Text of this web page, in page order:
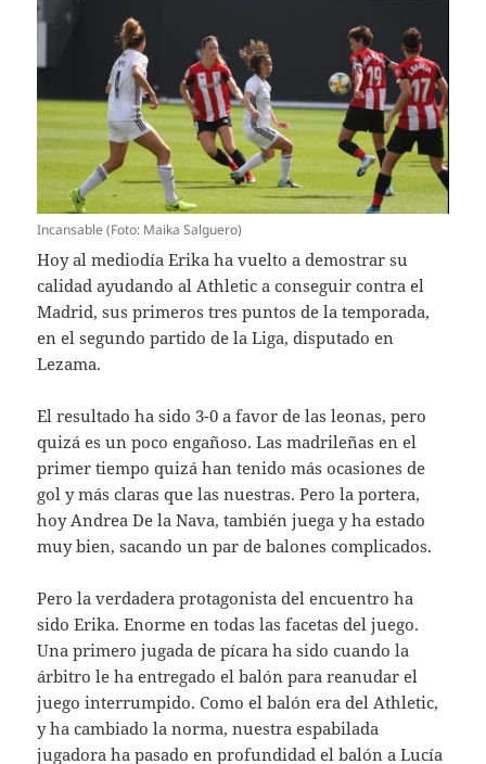
Incansable (Foto: Maika Salguero)
Hoy al mediodía Erika ha vuelto a demostrar su
calidad ayudando al Athletic a conseguir contra el
Madrid, sus primeros tres puntos de la temporada,
en el segundo partido de la Liga, disputado en
Lezama.
El resultado ha sido 3-0 a favor de las leonas, pero
quizá es un poco engañoso. Las madrileñas en el
primer tiempo quizá han tenido más ocasiones de
gol y más claras que las nuestras. Pero la portera,
hoy Andrea De la Nava, también juega y ha estado
muy bien, sacando un par de balones complicados.
Pero la verdadera protagonista del encuentro ha
sido Erika. Enorme en todas las facetas del juego.
Una primero jugada de pícara ha sido cuando la
árbitro le ha entregado el balón para reanudar el
juego interrumpido. Como el balón era del Athletic,
y ha cambiado la norma, nuestra espabilada
jugadora ha pasado en profundidad el balón a Lucía